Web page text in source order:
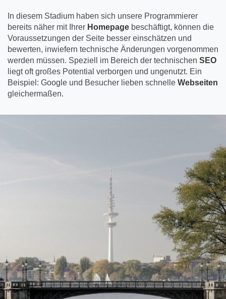
In diesem Stadium haben sich unsere Programmierer
bereits näher mit Ihrer Homepage beschäftigt, können die
Voraussetzungen der Seite besser einschätzen und
bewerten, inwiefern technische Änderungen vorgenommen
werden müssen. Speziell im Bereich der technischen SEO
liegt oft großes Potential verborgen und ungenutzt. Ein
Beispiel: Google und Besucher lieben schnelle Webseiten
gleichermaßen.